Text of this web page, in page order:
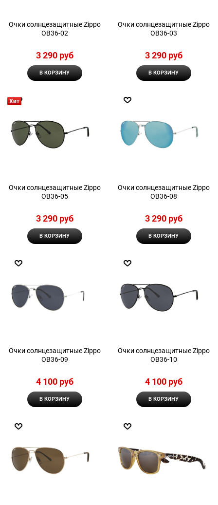
Очки солнцезащитные Zippo
OB36-02
3 290 руб
В КОРЗИНУ
Очки солнцезащитные Zippo
OB36-03
3 290 руб
В КОРЗИНУ
Хит
Очки солнцезащитные Zippo
OB36-05
3 290 руб
В КОРЗИНУ
Очки солнцезащитные Zippo
OB36-08
3 290 руб
В КОРЗИНУ
Очки солнцезащитные Zippo
OB36-09
4 100 руб
В КОРЗИНУ
Очки солнцезащитные Zippo
OB36-10
4 100 руб
В КОРЗИНУ